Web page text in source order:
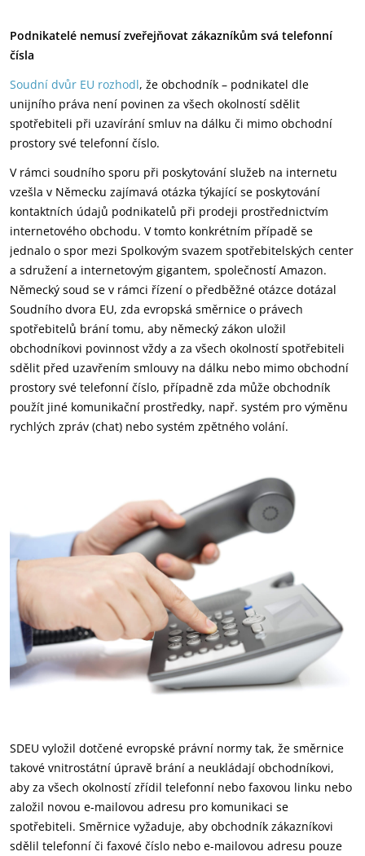
Podnikatelé nemusí zveřejňovat zákazníkům svá telefonní
čísla
Soudní dvůr EU rozhodl, že obchodník – podnikatel dle
unijního práva není povinen za všech okolností sdělit
spotřebiteli při uzavírání smluv na dálku či mimo obchodní
prostory své telefonní číslo.
V rámci soudního sporu při poskytování služeb na internetu
vzešla v Německu zajímavá otázka týkající se poskytování
kontaktních údajů podnikatelů při prodeji prostřednictvím
internetového obchodu. V tomto konkrétním případě se
jednalo o spor mezi Spolkovým svazem spotřebitelských center
a sdružení a internetovým gigantem, společností Amazon.
Německý soud se v rámci řízení o předběžné otázce dotázal
Soudního dvora EU, zda evropská směrnice o právech
spotřebitelů brání tomu, aby německý zákon uložil
obchodníkovi povinnost vždy a za všech okolností spotřebiteli
sdělit před uzavřením smlouvy na dálku nebo mimo obchodní
prostory své telefonní číslo, případně zda může obchodník
použít jiné komunikační prostředky, např. systém pro výměnu
rychlých zpráv (chat) nebo systém zpětného volání.
SDEU vyložil dotčené evropské právní normy tak, že směrnice
takové vnitrostátní úpravě brání a neukládají obchodníkovi,
aby za všech okolností zřídil telefonní nebo faxovou linku nebo
založil novou e-mailovou adresu pro komunikaci se
spotřebiteli. Směrnice vyžaduje, aby obchodník zákazníkovi
sdělil telefonní či faxové číslo nebo e-mailovou adresu pouze